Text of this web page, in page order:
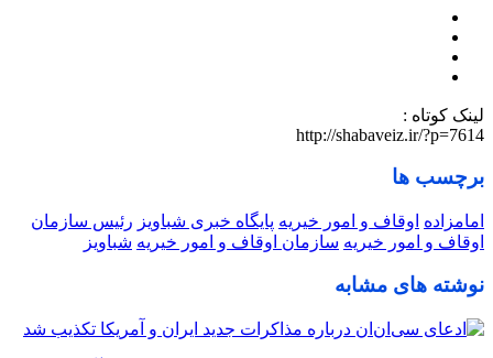
لینک کوتاه :
http://shabaveiz.ir/?p=7614
برچسب ها
امامزاده اوقاف و امور خیریه پایگاه خبری شباویز رئیس سازمان
اوقاف و امور خیریه سازمان اوقاف و امور خیریه شباویز
نوشته های مشابه